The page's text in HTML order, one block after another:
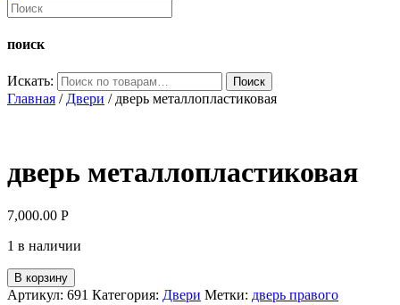
поиск
Искать: Поиск
Главная / Двери / дверь металлопластиковая
дверь металлопластиковая
7,000.00 Р
1 в наличии
В корзину
Артикул: 691 Категория: Двери Метки: дверь правого